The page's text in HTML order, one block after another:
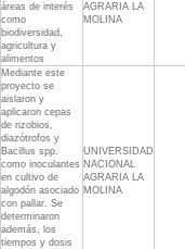
áreas de interés
como
biodiversidad,
agricultura y
alimentos
AGRARIA LA
MOLINA
Mediante este
proyecto se
aislaron y
aplicaron cepas
de rizobios,
diazótrofos y
Bacillus spp.
como inoculantes
en cultivo de
algodón asociado
con pallar. Se
determinaron
además, los
tiempos y dosis
UNIVERSIDAD
NACIONAL
AGRARIA LA
MOLINA